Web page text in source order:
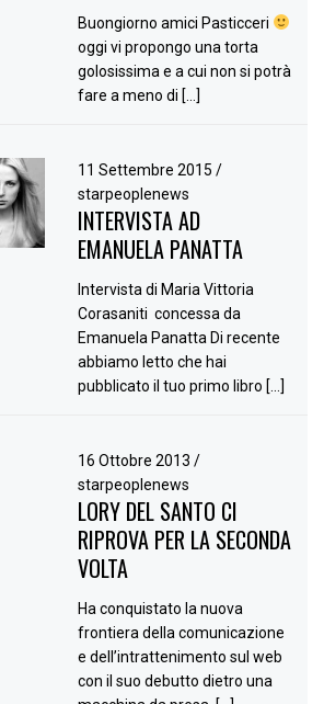
Buongiorno amici Pasticceri
oggi vi propongo una torta
golosissima e a cui non si potrà
fare a meno di […]
11 Settembre 2015 /
starpeoplenews
INTERVISTA AD
EMANUELA PANATTA
Intervista di Maria Vittoria
Corasaniti concessa da
Emanuela Panatta Di recente
abbiamo letto che hai
pubblicato il tuo primo libro […]
16 Ottobre 2013 /
starpeoplenews
LORY DEL SANTO CI
RIPROVA PER LA SECONDA
VOLTA
Ha conquistato la nuova
frontiera della comunicazione
e dell’intrattenimento sul web
con il suo debutto dietro una